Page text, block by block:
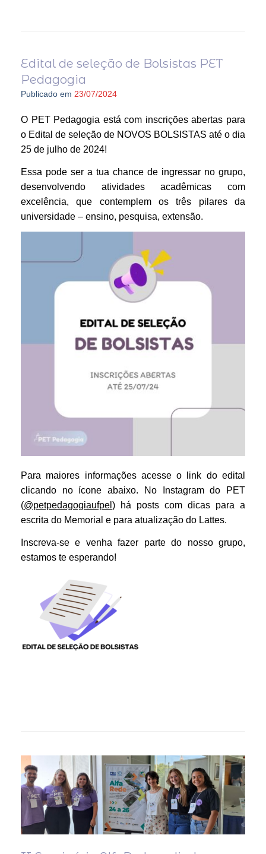
Edital de seleção de Bolsistas PET
Pedagogia
Publicado em 23/07/2024
O PET Pedagogia está com inscrições abertas para
o Edital de seleção de NOVOS BOLSISTAS até o dia
25 de julho de 2024!
Essa pode ser a tua chance de ingressar no grupo,
desenvolvendo atividades acadêmicas com
excelência, que contemplem os três pilares da
universidade – ensino, pesquisa, extensão.
Para maiores informações acesse o link do edital
clicando no ícone abaixo. No Instagram do PET
(@petpedagogiaufpel ) há posts com dicas para a
escrita do Memorial e para atualização do Lattes.
Inscreva-se e venha fazer parte do nosso grupo,
estamos te esperando!